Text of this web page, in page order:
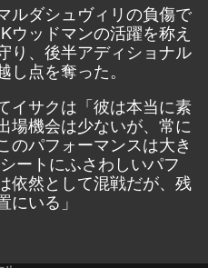
ルダシュヴィリの負傷で
ウッドマンの活躍を称え
り、後半アディショナル
点を奪った。
イサクは「彼は本当に素
場機会は少ないが、常に
のパフォーマンスは大き
ートにふさわしいパフ
依然として混戦だが、残
にいる」